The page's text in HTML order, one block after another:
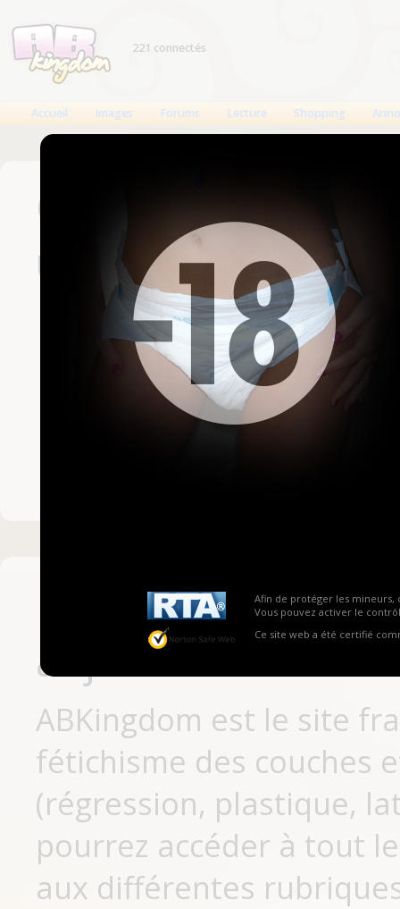
Afin de protéger les mineurs,
Vous pouvez activer le
Ce site web a été certifié
221 connectés
Accueil Images Forums Lecture Shopping
Connexion
Un compte est
Nom d'utilisateur
Mot de passe
Pas encore
aujourd'hui
ABKingdom est le site
fétichisme des couches
(régression, plastique,
pourrez accéder à tout
aux différentes